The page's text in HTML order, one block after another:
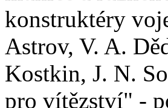
konstruktéry
Astrov, V. A.
Kostkin, J. N.
pro vítězství" -